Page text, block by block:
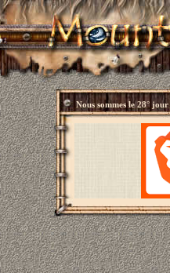
Nous sommes le28° jour